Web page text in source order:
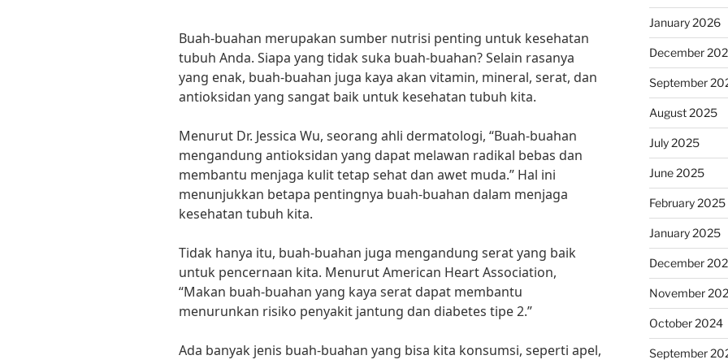
Buah-buahan merupakan sumber nutrisi penting untuk kesehatan
tubuh Anda. Siapa yang tidak suka buah-buahan? Selain rasanya
yang enak, buah-buahan juga kaya akan vitamin, mineral, serat, dan
antioksidan yang sangat baik untuk kesehatan tubuh kita.
Menurut Dr. Jessica Wu, seorang ahli dermatologi, “Buah-buahan
mengandung antioksidan yang dapat melawan radikal bebas dan
membantu menjaga kulit tetap sehat dan awet muda.” Hal ini
menunjukkan betapa pentingnya buah-buahan dalam menjaga
kesehatan tubuh kita.
Tidak hanya itu, buah-buahan juga mengandung serat yang baik
untuk pencernaan kita. Menurut American Heart Association,
“Makan buah-buahan yang kaya serat dapat membantu
menurunkan risiko penyakit jantung dan diabetes tipe 2.”
Ada banyak jenis buah-buahan yang bisa kita konsumsi, seperti apel,
January 2026
December
September
August 2025
July 2025
June 2025
February 2025
January 2025
December
November
October 2024
September